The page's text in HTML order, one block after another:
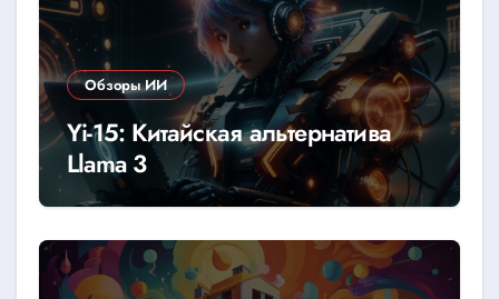
Обзоры ИИ
Yi-15: Китайская альтернатива
Llama 3